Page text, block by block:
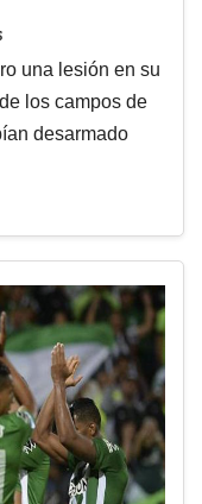
una lesión en su
los campos de
desarmado